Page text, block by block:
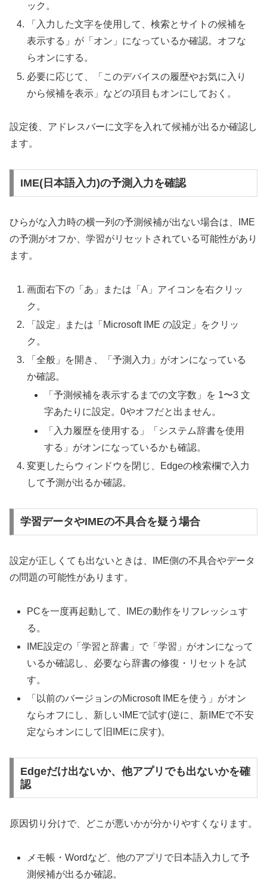
ック。
「入力した文字を使用して、検索とサイトの候補を
表示する」が「オン」になっているか確認。オフな
らオンにする。
必要に応じて、「このデバイスの履歴やお気に入り
から候補を表示」などの項目もオンにしておく。
設定後、アドレスバーに文字を入れて候補が出るか確認し
ます。
IME(日本語入力)の予測入力を確認
ひらがな入力時の横一列の予測候補が出ない場合は、IME
の予測がオフか、学習がリセットされている可能性があり
ます。
画面右下の「あ」または「A」アイコンを右クリッ
ク。
「設定」または「Microsoft IME の設定」をクリッ
ク。
「全般」を開き、「予測入力」がオンになっている
か確認。
「予測候補を表示するまでの文字数」を 1〜3 文
字あたりに設定。0やオフだと出ません。
「入力履歴を使用する」「システム辞書を使用
する」がオンになっているかも確認。
変更したらウィンドウを閉じ、Edgeの検索欄で入力
して予測が出るか確認。
学習データやIMEの不具合を疑う場合
設定が正しくても出ないときは、IME側の不具合やデータ
の問題の可能性があります。
PCを一度再起動して、IMEの動作をリフレッシュす
る。
IME設定の「学習と辞書」で「学習」がオンになって
いるか確認し、必要なら辞書の修復・リセットを試
す。
「以前のバージョンのMicrosoft IMEを使う」がオン
ならオフにし、新しいIMEで試す(逆に、新IMEで不安
定ならオンにして旧IMEに戻す)。
Edgeだけ出ないか、他アプリでも出ないかを確
認
原因切り分けで、どこが悪いかが分かりやすくなります。
メモ帳・Wordなど、他のアプリで日本語入力して予
測候補が出るか確認。